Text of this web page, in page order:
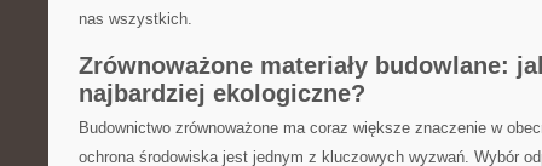
nas wszystkich.
Zrównoważone materiały budowlane:
najbardziej ekologiczne?
Budownictwo zrównoważone ma coraz większe ⁣znaczenie ‍w
ochrona środowiska jest‌ jednym z kluczowych wyzwań. Wybór